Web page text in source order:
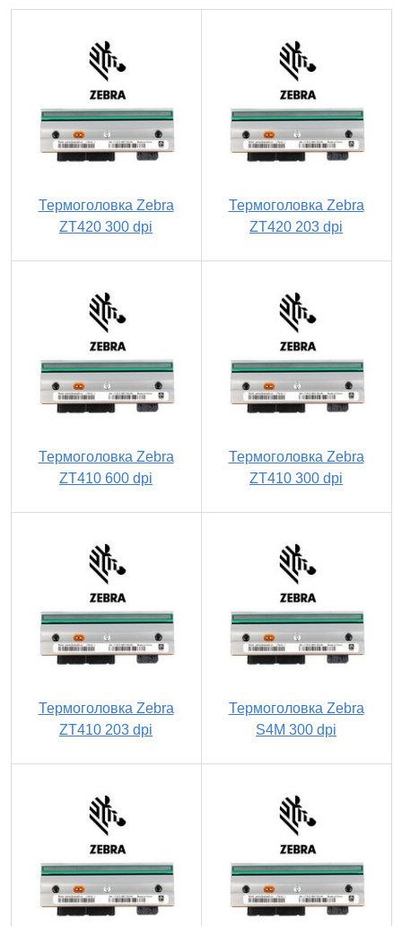
Термоголовка Zebra
ZT420 300 dpi
Термоголовка Zebra
ZT420 203 dpi
Термоголовка Zebra
ZT410 600 dpi
Термоголовка Zebra
ZT410 300 dpi
Термоголовка Zebra
ZT410 203 dpi
Термоголовка Zebra
S4M 300 dpi